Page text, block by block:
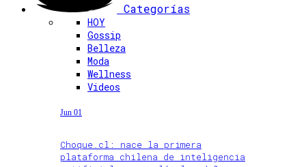
Categorías
HOY
Gossip
Belleza
Moda
Wellness
Videos
Jun 01
Choque.cl: nace la primera
plataforma chilena de inteligencia